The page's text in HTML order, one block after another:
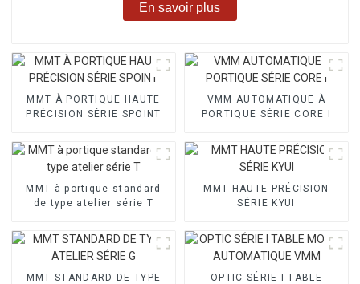
En savoir plus
MMT À PORTIQUE HAUTE
PRÉCISION SÉRIE SPOINT
VMM AUTOMATIQUE À
PORTIQUE SÉRIE CORE I
MMT à portique standard
de type atelier série T
MMT HAUTE PRÉCISION
SÉRIE KYUI
MMT STANDARD DE TYPE
OPTIC SÉRIE I TABLE